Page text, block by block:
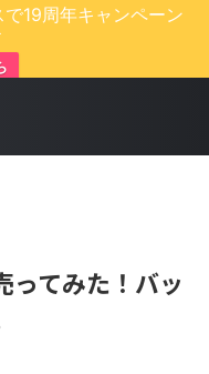
19周年キャンペーン
てみた！バッ